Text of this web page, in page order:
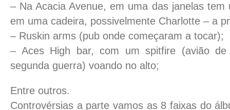
– Na Acacia Avenue, em uma das janelas tem
em uma cadeira, possivelmente Charlotte – a
– Ruskin arms (pub onde começaram a tocar);
– Aces High bar, com um spitfire (avião de
segunda guerra) voando no alto;
Entre outros.
Controvérsias a parte vamos as 8 faixas do